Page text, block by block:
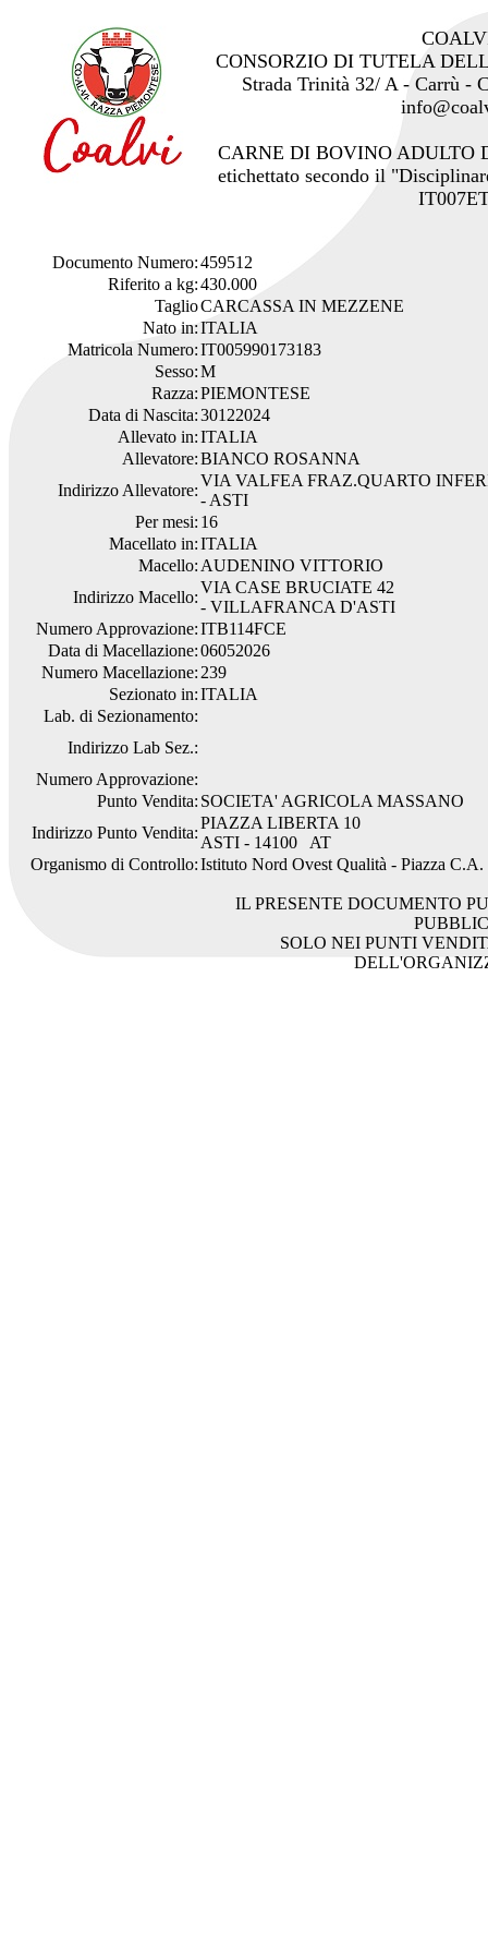
CONSORZIO DI TUTELA
Strada Trinità 32/ A - Carrù -
CARNE DI BOVINO ADULTO
etichettato secondo il
Documento Numero:459512
Riferito a kg:430.000
TaglioCARCASSA IN MEZZENE
Nato in:ITALIA
Matricola Numero:IT005990173183
Sesso:M
Razza:PIEMONTESE
Data di Nascita:30122024
Allevato in:ITALIA
Allevatore:BIANCO ROSANNA
Indirizzo Allevatore:
VIA VALFEA FRAZ.QUARTO
- ASTI
Per mesi: 16
Macellato in:ITALIA
Macello: AUDENINO VITTORIO
Indirizzo Macello:
VIA CASE BRUCIATE 42
- VILLAFRANCA D'ASTI
Numero Approvazione:ITB114FCE
Data di Macellazione:06052026
Numero Macellazione: 239
Sezionato in:ITALIA
Lab. di Sezionamento:
Indirizzo Lab Sez.:
Numero Approvazione:
Punto Vendita: SOCIETA' AGRICOLA MASSANO
Indirizzo Punto Vendita:
PIAZZA LIBERTA 10
ASTI - 14100 AT
Organismo di Controllo:Istituto Nord Ovest Qualità - Piazza
IL PRESENTE DOCUMENTO
SOLO NEI PUNTI